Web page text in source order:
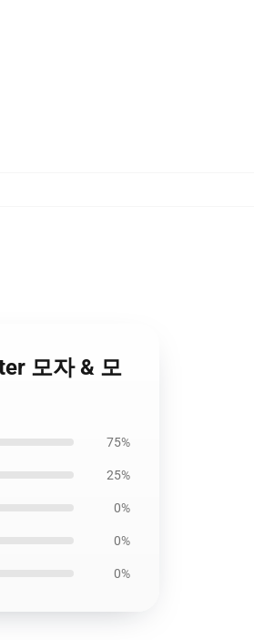
모자 & 모
75%
25%
0%
0%
0%